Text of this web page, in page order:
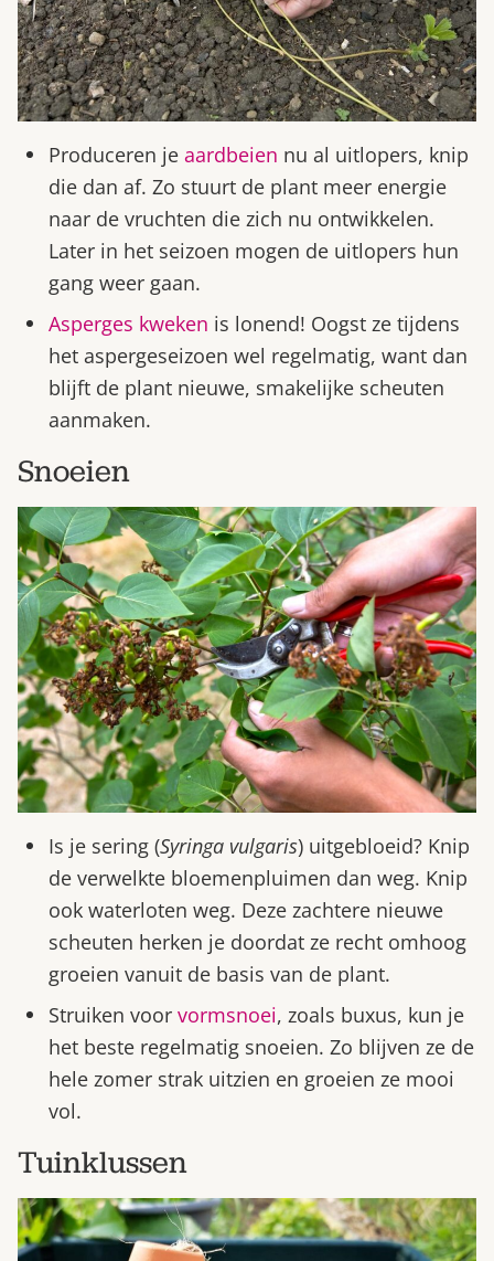
Produceren je aardbeien nu al uitlopers, knip
die dan af. Zo stuurt de plant meer energie
naar de vruchten die zich nu ontwikkelen.
Later in het seizoen mogen de uitlopers hun
gang weer gaan.
Asperges kweken is lonend! Oogst ze tijdens
het aspergeseizoen wel regelmatig, want dan
blijft de plant nieuwe, smakelijke scheuten
aanmaken.
Snoeien
Is je sering (Syringa vulgaris) uitgebloeid? Knip
de verwelkte bloemenpluimen dan weg. Knip
ook waterloten weg. Deze zachtere nieuwe
scheuten herken je doordat ze recht omhoog
groeien vanuit de basis van de plant.
Struiken voor vormsnoei, zoals buxus, kun je
het beste regelmatig snoeien. Zo blijven ze de
hele zomer strak uitzien en groeien ze mooi
vol.
Tuinklussen